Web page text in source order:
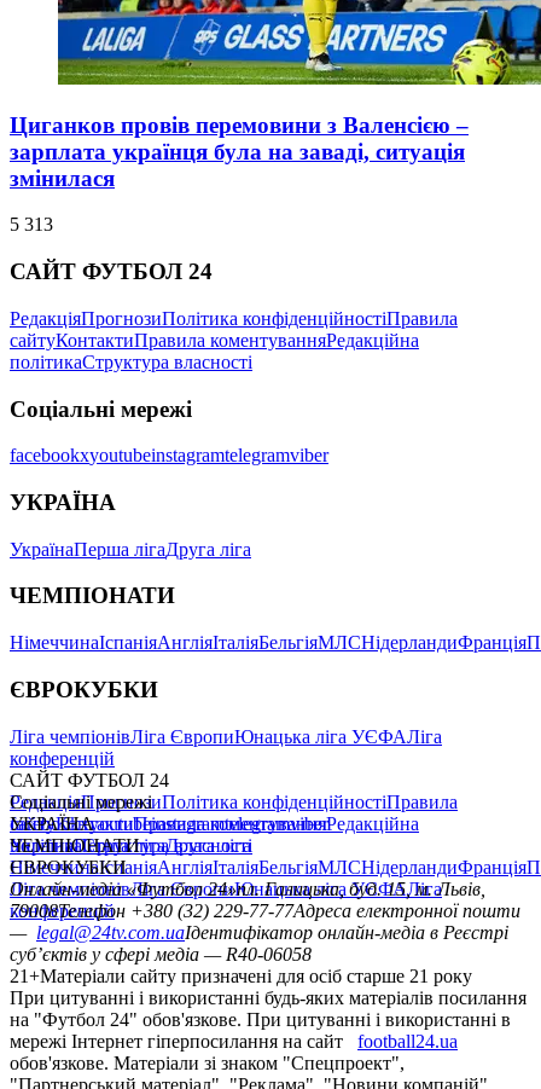
Циганков провів перемовини з Валенсією –
зарплата українця була на заваді, ситуація
змінилася
5 313
САЙТ ФУТБОЛ 24
РедакціяПрогнозиПолітика конфіденційностіПравила
сайтуКонтактиПравила коментуванняРедакційна
політикаСтруктура власності
Соціальні мережі
facebookxyoutubeinstagramtelegramviber
УКРАЇНА
УкраїнаПерша лігаДруга ліга
ЧЕМПІОНАТИ
НімеччинаІспаніяАнгліяІталіяБельгіяМЛСНідерландиФранція
ЄВРОКУБКИ
Ліга чемпіонівЛіга ЄвропиЮнацька ліга УЄФАЛіга
конференцій
САЙТ ФУТБОЛ 24
РедакціяПрогнозиПолітика конфіденційностіПравила
сайтуКонтактиПравила коментуванняРедакційна
політикаСтруктура власності
Соціальні мережі
facebookxyoutubeinstagramtelegramviber
УКРАЇНА
УкраїнаПерша лігаДруга ліга
ЧЕМПІОНАТИ
НімеччинаІспаніяАнгліяІталіяБельгіяМЛСНідерландиФранція
ЄВРОКУБКИ
Ліга чемпіонівЛіга ЄвропиЮнацька ліга УЄФАЛіга
конференцій
Онлайн-медіа «Футбол 24»пл. Галицька, буд. 15, м. Львів,
79008Телефон +380 (32) 229-77-77Адреса електронної пошти
— legal@24tv.com.uaІдентифікатор онлайн-медіа в Реєстрі
суб’єктів у сфері медіа — R40-06058
21+Матеріали сайту призначені для осіб старше 21 року
При цитуванні і використанні будь-яких матеріалів посилання
на "Футбол 24" обов'язкове. При цитуванні і використанні в
мережі Інтернет гіперпосилання на сайт
football24.ua
обов'язкове. Матеріали зі знаком "Спецпроект",
"Партнерський матеріал", "Реклама", "Новини компаній"